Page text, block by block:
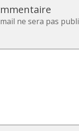
ne sera pas